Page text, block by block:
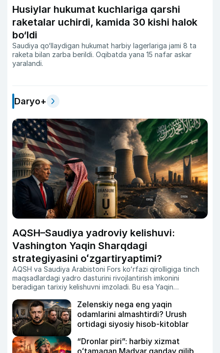
Husiylar hukumat kuchlariga qarshi
raketalar uchirdi, kamida 30 kishi halok
bo‘ldi
Saudiya qo‘llaydigan hukumat harbiy lagerlariga jami 8 ta
raketa bilan zarba berildi. Oqibatda yana 15 nafar askar
yaralandi.
Daryo+
AQSH–Saudiya yadroviy kelishuvi:
Vashington Yaqin Sharqdagi
strategiyasini oʻzgartiryaptimi?
AQSH va Saudiya Arabistoni Fors koʻrfazi qirolligiga tinch
maqsadlardagi yadro dasturini rivojlantirish imkonini
beradigan tarixiy kelishuvni imzoladi. Bu esa Yaqin
masalasida yangi savollarni kun tartibiga olib chiqmoqda.
Zero, Isroil Eronning uranni boyitish dasturini oʻz milliy
xavfsizligiga tahdid sifatida baholab keladi.Xoʻsh, nega
Vashington endi Ar-Riyodga aynan shunday imkoniyatni
taqdim etmoqda?
Zelenskiy nega eng yaqin
odamlarini almashtirdi? Urush
ortidagi siyosiy hisob-kitoblar
“Dronlar piri”: harbiy xizmat
oʻtamagan Madyar qanday qilib